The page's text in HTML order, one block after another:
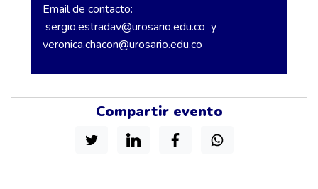
Email de contacto:
sergio.estradav@urosario.edu.co y
veronica.chacon@urosario.edu.co
Compartir evento